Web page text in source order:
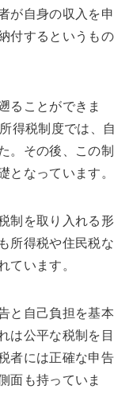
が自身の収入を申
付するというもの
ることができま
得税制度では、自
。その後、この制
となっています。
制を取り入れる形
所得税や住民税な
ています。
と自己負担を基本
は公平な税制を目
者には正確な申告
面も持っていま